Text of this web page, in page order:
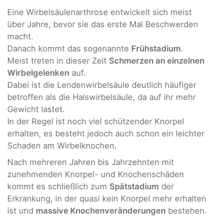
Eine Wirbelsäulenarthrose entwickelt sich meist
über Jahre, bevor sie das erste Mal Beschwerden
macht.
Danach kommt das sogenannte Frühstadium.
Meist treten in dieser Zeit Schmerzen an einzelnen
Wirbelgelenken auf.
Dabei ist die Lendenwirbelsäule deutlich häufiger
betroffen als die Halswirbelsäule, da auf ihr mehr
Gewicht lastet.
In der Regel ist noch viel schützender Knorpel
erhalten, es besteht jedoch auch schon ein leichter
Schaden am Wirbelknochen.
Nach mehreren Jahren bis Jahrzehnten mit
zunehmenden Knorpel- und Knochenschäden
kommt es schließlich zum Spätstadium der
Erkrankung, in der quasi kein Knorpel mehr erhalten
ist und massive Knochenveränderungen bestehen.